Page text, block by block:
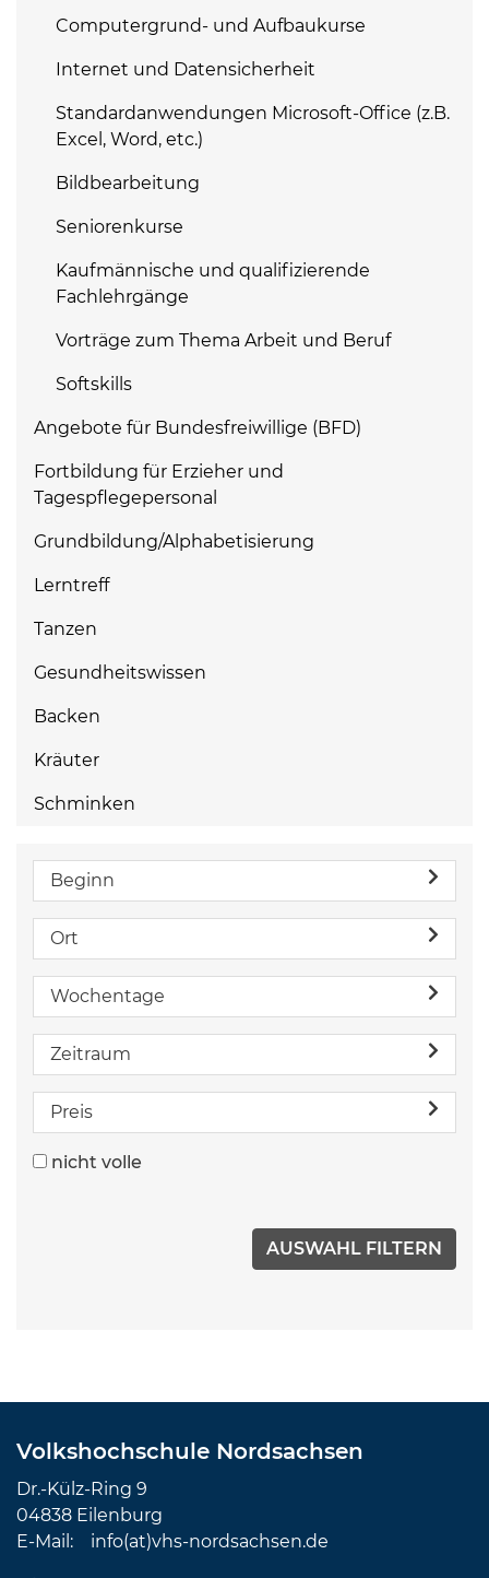
Computergrund- und Aufbaukurse
Internet und Datensicherheit
Standardanwendungen Microsoft-Office (z.B.
Excel, Word, etc.)
Bildbearbeitung
Seniorenkurse
Kaufmännische und qualifizierende
Fachlehrgänge
Vorträge zum Thema Arbeit und Beruf
Softskills
Angebote für Bundesfreiwillige (BFD)
Fortbildung für Erzieher und
Tagespflegepersonal
Grundbildung/Alphabetisierung
Lerntreff
Tanzen
Gesundheitswissen
Backen
Kräuter
Schminken
Beginn
Ort
Wochentage
Zeitraum
Preis
nicht volle
Volkshochschule Nordsachsen
Dr.-Külz-Ring 9
04838 Eilenburg
E-Mail: info(at)vhs-nordsachsen.de